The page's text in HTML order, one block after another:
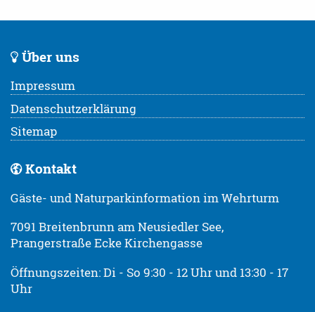
Über uns
Impressum
Datenschutzerklärung
Sitemap
Kontakt
Gäste- und Naturparkinformation im Wehrturm
7091 Breitenbrunn am Neusiedler See,
Prangerstraße Ecke Kirchengasse
Öffnungszeiten: Di - So 9:30 - 12 Uhr und 13:30 - 17
Uhr